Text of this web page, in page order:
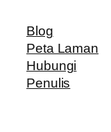
Blog
Peta Laman
Hubungi
Penulis